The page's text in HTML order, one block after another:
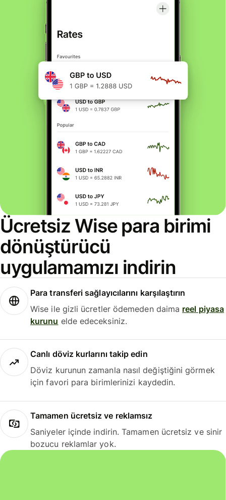
Ücretsiz Wise para birimi
dönüştürücü
uygulamamızı indirin
Para transferi sağlayıcılarını karşılaştırın
Wise ile gizli ücretler ödemeden daima reel piyasa
kurunu elde edeceksiniz.
Canlı döviz kurlarını takip edin
Döviz kurunun zamanla nasıl değiştiğini görmek
için favori para birimlerinizi kaydedin.
Tamamen ücretsiz ve reklamsız
Saniyeler içinde indirin. Tamamen ücretsiz ve sinir
bozucu reklamlar yok.